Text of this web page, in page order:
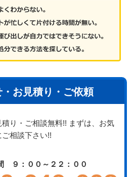
お見積り・ご依頼
積り・ご相談無料!! まずは、お気
ご相談下さい!!
９：００～２２：００